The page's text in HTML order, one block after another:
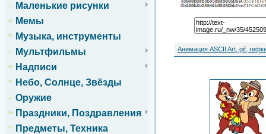
Маленькие рисунки
Мемы
Музыка, инструменты
Мультфильмы
Надписи
Небо, Солнце, Звёзды
Оружие
Праздники, Поздравления
Предметы, Техника
Анимация ASCII Art, gif,